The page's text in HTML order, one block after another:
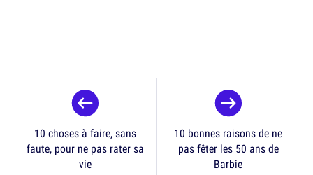
10 choses à faire, sans
faute, pour ne pas rater sa
vie
10 bonnes raisons de ne
pas fêter les 50 ans de
Barbie